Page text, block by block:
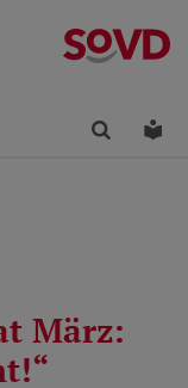
Finden
März: